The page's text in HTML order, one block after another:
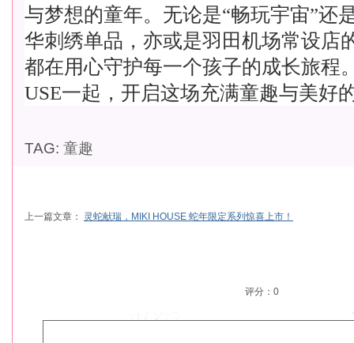
与梦想的童年。无论是“畅玩宇宙”还
华刺绣单品，亦或是羽田机场常设店
都在用心守护每一个孩子的成长旅程
USE一起，开启这场充满童趣与美好
TAG: 童趣
上一篇文章： 灵蛇献瑞，MIKI HOUSE 蛇年限定系列惊喜上市！
评分： 0